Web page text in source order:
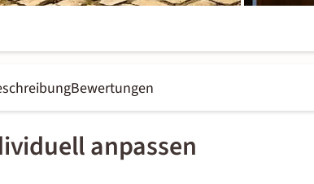
Bewertungen
anpassen